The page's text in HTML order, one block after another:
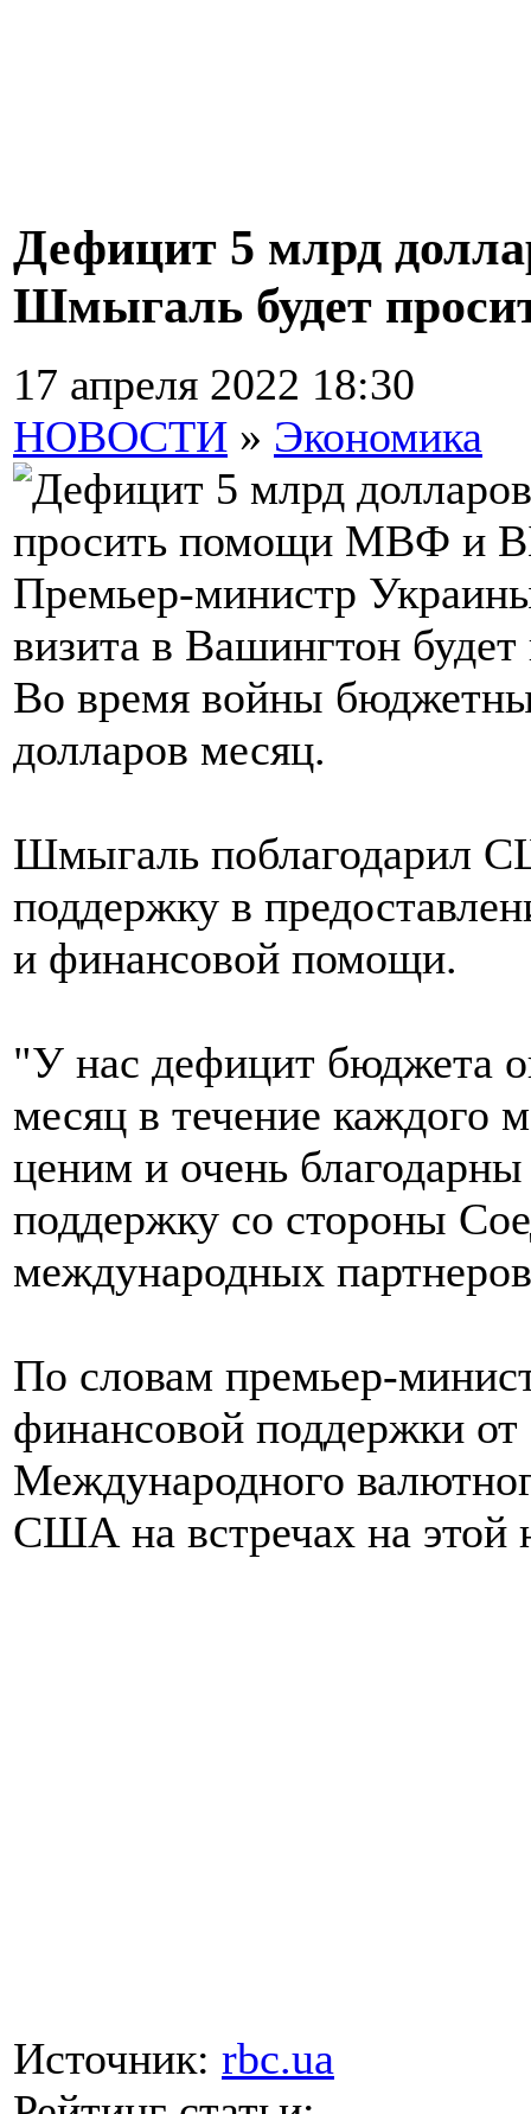
Дефицит 5 млрд
Шмыгаль будет
17 апреля 2022 18:30
НОВОСТИ » Экономика
Премьер-министр
визита в Вашингтон
Во время войны
долларов месяц.
Шмыгаль поблагодарил
поддержку в
и финансовой помощи.
"У нас дефицит бюджета
месяц в течение каждого
ценим и очень
поддержку со стороны
международных
По словам премьер-
финансовой поддержки
Международного
США на встречах на этой
Источник: rbc.ua